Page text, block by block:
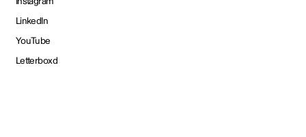
LinkedIn
YouTube
Letterboxd